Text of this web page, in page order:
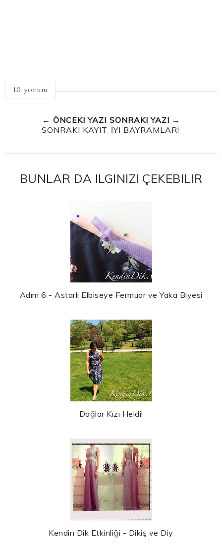
10 yorum
← ÖNCEKI YAZI
SONRAKI KAYIT
SONRAKI YAZI →
İYI BAYRAMLAR!
BUNLAR DA ILGINIZI ÇEKEBILIR
Adım 6 - Astarlı Elbiseye Fermuar ve Yaka Biyesi
Dağlar Kızı Heidi!
Kendin Dik Etkinliği - Dikiş ve Diy